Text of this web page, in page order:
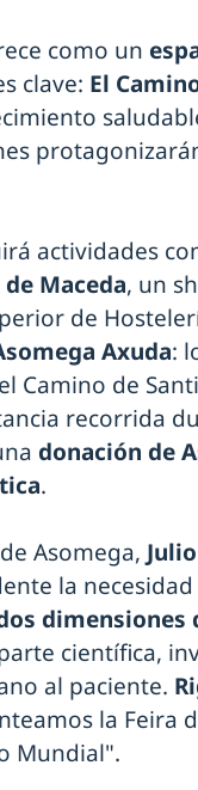
como un
clave: El
actividades
Maceda, un
de
Axuda:
Camino de
recorrida
donación de
.
Asomega,
la
dimensiones
científica,
al paciente.
la Feira
Mundial".